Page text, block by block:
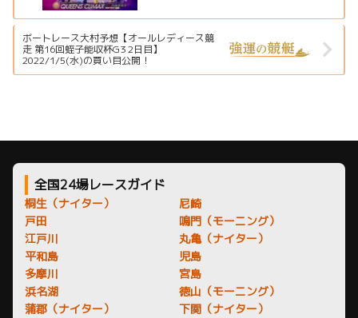
ボートレース大村予想【オールレディース競
走 第16回蛭子能収杯G3 2日目】
2022/1/5(水)の買い目公開！
全国24場レースガイド
桐生（ナイター）
戸田
江戸川
平和島
多摩川
浜名湖
蒲郡（ナイター）
尼崎
鳴門（モーニング）
丸亀（ナイター）
児島
宮島
徳山（モーニング）
下関（ナイター）